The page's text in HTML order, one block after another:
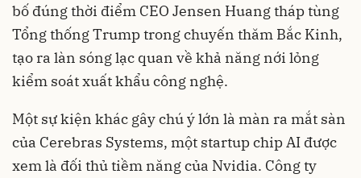
bố đúng thời điểm CEO Jensen Huang tháp tùng
Tổng thống Trump trong chuyến thăm Bắc Kinh,
tạo ra làn sóng lạc quan về khả năng nới lỏng
kiểm soát xuất khẩu công nghệ.
Một sự kiện khác gây chú ý lớn là màn ra mắt sàn
của Cerebras Systems, một startup chip AI được
xem là đối thủ tiềm năng của Nvidia. Công ty